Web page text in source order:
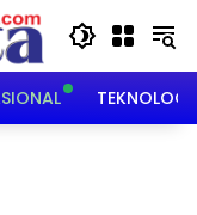
TEKNOLOGI